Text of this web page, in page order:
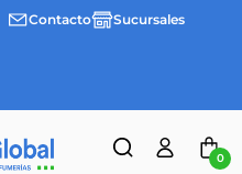
Contacto Sucursales
0